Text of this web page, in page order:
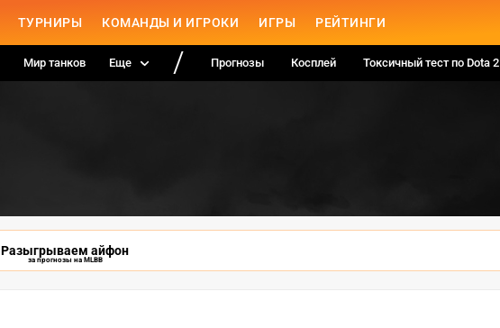
ТУРНИРЫ КОМАНДЫ И ИГРОКИ ИГРЫ РЕЙТИНГИ
Мир танков Еще Прогнозы Косплей Токсичный тест по Dota 2
Разыгрываем айфон
за прогнозы на MLBB